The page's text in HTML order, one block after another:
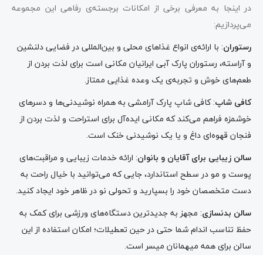
در اینجا به معرفی برخی از امکانات برجسته‌ی رفاهی این مجموعه
می‌پردازیم:
رستوران: با ارائه‌ی انواع غذاهای محلی و بین‌المللی در فضایی دلنشین
و آراسته، رستوران پارک آبی ایرانیان مکانی است برای لذت بردن از
طعم‌های خوش و تجربه‌ی یک وعده غذایی ممتاز.
کافی شاپ: کافی شاپ پارک آرامشی به همراه نوشیدنی‌ها و دسرهای
خوشمزه فراهم می‌کند که مکانی ایده‌آل برای استراحت و لذت بردن از
فنجان قهوه‌ای داغ و یا یک نوشیدنی خنک است.
سالن زیبایی برای آقایان و بانوان: ارائه خدمات زیبایی و مراقبت‌های
پوست و مو در سطح استاندارد، جایی که می‌توانید با خیال راحت به
دست متخصصان خود را بسپارید و تحولی نو در ظاهر خود ایجاد کنید.
سالن بدنسازی: مجهز به جدیدترین دستگاه‌های ورزشی برای کمک به
حفظ تناسب اندام شما حتی در حین تعطیلات؛ امکان استفاده از این
سالن برای همه میهمانان میسر است.